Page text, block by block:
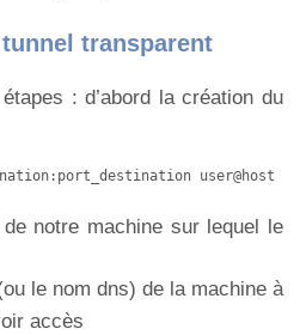
transparent
: d’abord la création du
user@host
notre machine sur lequel le
le nom dns) de la machine à
accès